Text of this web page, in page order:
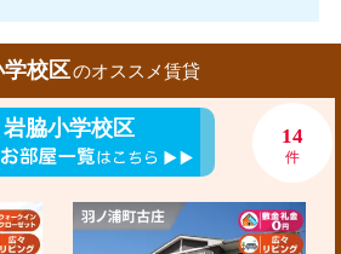
校区のオススメ賃貸
岩脇小学校区 14
件